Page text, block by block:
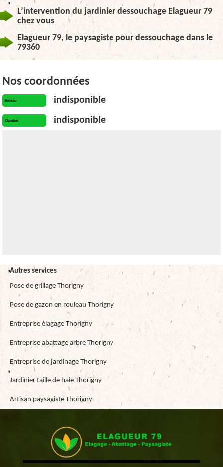
L’intervention du jardinier dessouchage Elagueur 79
chez vous
Elagueur 79, le paysagiste pour dessouchage dans le
79360
Nos coordonnées
Bureau indisponible
Chantier indisponible
Autres services
Pose de grillage Thorigny
Pose de gazon en rouleau Thorigny
Entreprise élagage Thorigny
Entreprise abattage arbre Thorigny
Entreprise de jardinage Thorigny
Jardinier taille de haie Thorigny
Artisan paysagiste Thorigny